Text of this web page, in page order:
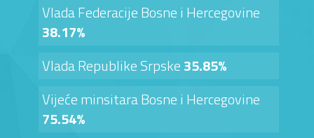
Vlada Federacije Bosne i Hercegovine
38.17%
Vlada Republike Srpske35.85%
Vijeće minsitara Bosne i Hercegovine
75.54%